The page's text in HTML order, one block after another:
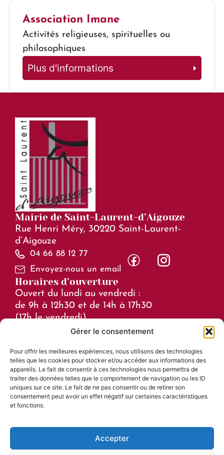
Gérer le consentement
Pour offrir les meilleures expériences, nous utilisons des technologies
telles que les cookies pour stocker et/ou accéder aux informations des
appareils. Le fait de consentir à ces technologies nous permettra de
traiter des données telles que le comportement de navigation ou les ID
uniques sur ce site. Le fait de ne pas consentir ou de retirer son
consentement peut avoir un effet négatif sur certaines caractéristiques
et fonctions.
Accepter
Association Imane
Activités religieuses, spirituelles ou
philosophiques
Plus d'informations
Mairie de Saint-Laurent-d’Aigouze
Rue Henri Méry, 30220 Saint-Laurent-
d’Aigouze
04 66 88 12 77
Envoyez-nous un email
Horaires d’ouverture
Ouvert du lundi au vendredi :
de 9h à 12h30 et de 14h à 17h30
(17h le vendredi)
de 8h à 15h
Liens utiles
Mentions légales
Accessibilité